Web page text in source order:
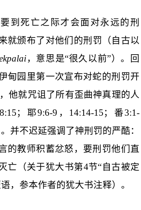
到死亡之际才会面对永远的刑
就颁布了对他们的刑罚（ 自古以
，意思是“很久以前”）。回
甸园里第一次宣布对蛇的刑罚开
他就咒诅了所有歪曲神真理的人
；耶9:6-9 ， 14:14-15；番3:1-
并不迟延强调了神刑罚的严酷：
的教师积蓄忿怒，要刑罚他们直
亡（关于犹大书第4节“自古被定
，参本作者的犹大书注释）。